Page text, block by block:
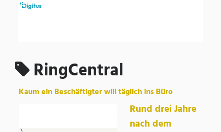
RingCentral
Kaum ein Beschäftigter will täglich ins Büro
Rund drei Jahre
nach dem